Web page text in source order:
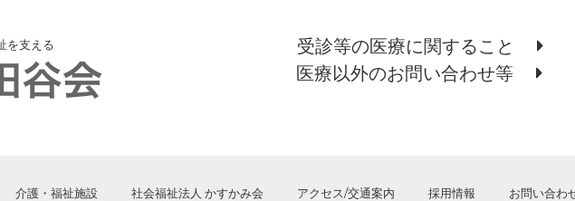
を支える 受診等の医療に関すること
医療以外のお問い合わせ等
介護・福祉施設 社会福祉法人 かすかみ会 アクセス/交通案内 採用情報 お問い合わ